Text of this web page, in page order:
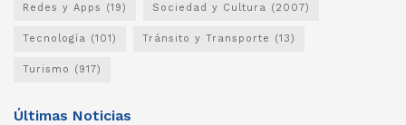
Redes y Apps (19) Sociedad y Cultura (2007)
Tecnología (101) Tránsito y Transporte (13)
Turismo (917)
Últimas Noticias